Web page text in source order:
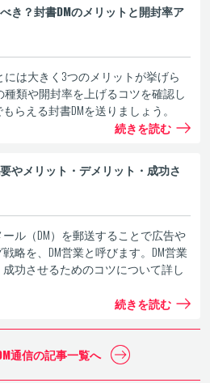
き？封書DMのメリットと開封率ア
には大きく3つのメリットが挙げら
種類や開封率を上げるコツを確認し
らえる封書DMを送りましょう。
続きを読む
やメリット・デメリット・成功さ
ル（DM）を郵送することで広告や
略を、DM営業と呼びます。DM営業
功させるためのコツについて詳し
続きを読む
通信の記事一覧へ